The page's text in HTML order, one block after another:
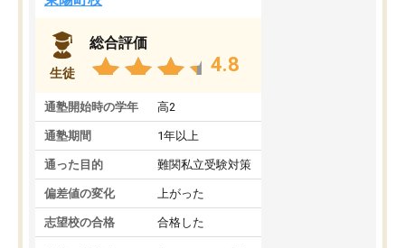
生徒
総合評価
4.8
通塾開始時の学年 高2
通塾期間 1年以上
通った目的 難関私立受験対策
偏差値の変化 上がった
志望校の合格 合格した